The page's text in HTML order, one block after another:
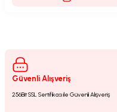
Güvenli Alışveriş
256Bit SSL Sertifikası ile Güvenli Alışveriş